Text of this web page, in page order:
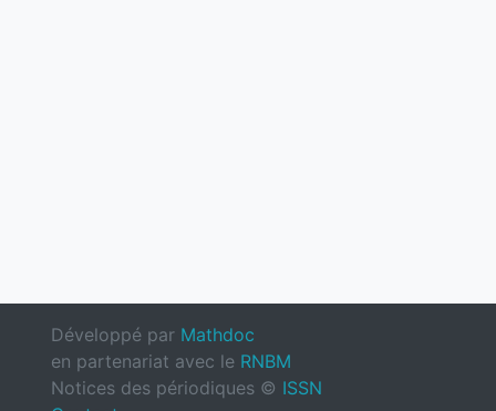
Développé par Mathdoc
en partenariat avec le RNBM
Notices des périodiques © ISSN